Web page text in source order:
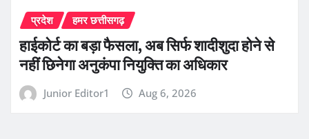
प्रदेश हमर छत्तीसगढ़
हाईकोर्ट का बड़ा फैसला, अब सिर्फ शादीशुदा होने से
नहीं छिनेगा अनुकंपा नियुक्ति का अधिकार
Junior Editor1 Aug 6, 2026